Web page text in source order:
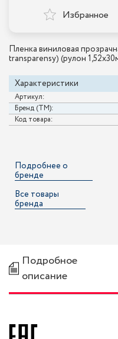
Пленка виниловая
transparensy) (рулон
Характеристики
Артикул:
Бренд (ТМ):
Код товара:
Избранное
Подробнее о
бренде
Все товары
бренда
Подробное
описание